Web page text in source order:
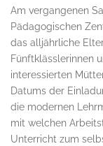
Am vergangenen
Pädagogischen
das alljährliche
Fünftklässlerinnen
interessierten
Datums der
die modernen
mit welchen
Unterricht zum